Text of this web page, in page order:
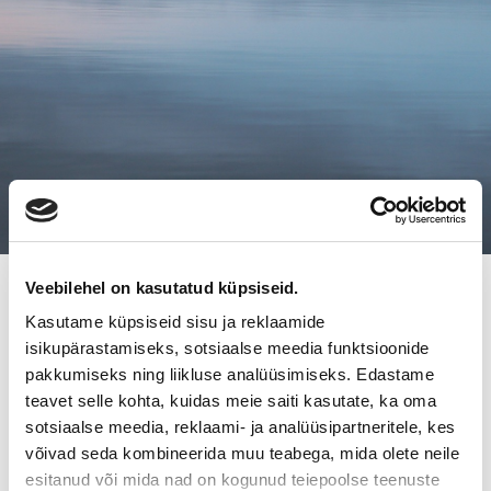
Veebilehel on kasutatud küpsiseid.
Kasutame küpsiseid sisu ja reklaamide
isikupärastamiseks, sotsiaalse meedia funktsioonide
pakkumiseks ning liikluse analüüsimiseks. Edastame
teavet selle kohta, kuidas meie saiti kasutate, ka oma
sotsiaalse meedia, reklaami- ja analüüsipartneritele, kes
võivad seda kombineerida muu teabega, mida olete neile
esitanud või mida nad on kogunud teiepoolse teenuste
7.6.2019
SAMIS BEACH BAR JA PIZZERIA
HORIZONTE OVAT VAIHTANEET
OMISTAJAA
Samis Beach Bar Ja Pizzeria Horizonte ovat vaihtaneet